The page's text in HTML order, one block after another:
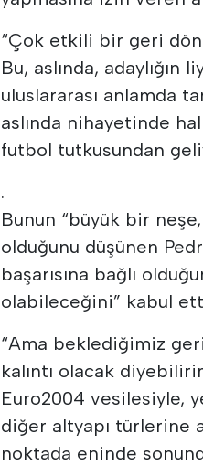
“Çok etkili bir geri
Bu, aslında, adaylığın
uluslararası anlamda
aslında nihayetinde
futbol tutkusundan
.
Bunun “büyük bir
olduğunu düşünen
başarısına bağlı
olabileceğini” kabul
“Ama beklediğimiz
kalıntı olacak
Euro2004 vesilesiyle,
diğer altyapı türlerine
noktada eninde